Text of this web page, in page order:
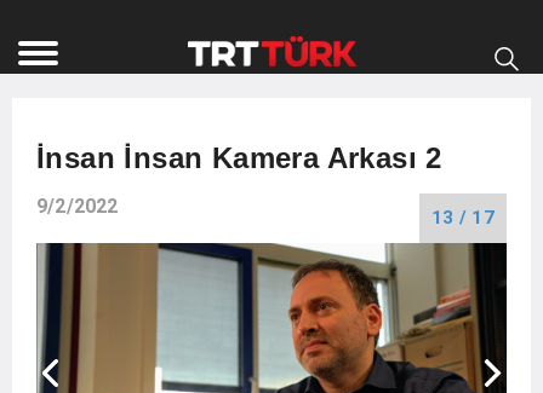
İnsan İnsan Kamera Arkası 2
9/2/2022 13 / 17